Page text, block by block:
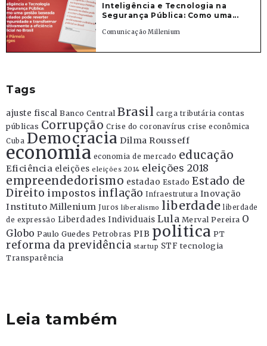
Inteligência e Tecnologia na
Segurança Pública: Como uma...
Comunicação Millenium
Tags
ajuste fiscal Banco Central Brasil carga tributária contas
públicas Corrupção Crise do coronavírus crise econômica
Cuba Democracia Dilma Rousseff
economia economia de mercado educação
Eficiência eleições eleições 2014 eleições 2018
empreendedorismo estadao Estado Estado de
Direito impostos inflação Infraestrutura Inovação
Instituto Millenium Juros liberalismo liberdade liberdade
de expressão Liberdades Individuais Lula Merval Pereira O
Globo Paulo Guedes Petrobras PIB politica PT
reforma da previdência startup STF tecnologia
Transparência
Leia também